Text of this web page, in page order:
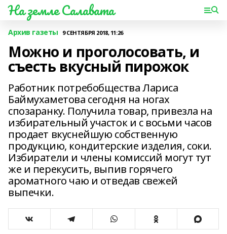
На земле Салавата
Архив газеты 9 СЕНТЯБРЯ 2018, 11:26
Можно и проголосовать, и
съесть вкусный пирожок
Работник потребобщества Лариса
Баймухаметова сегодня на ногах
спозаранку. Получила товар, привезла на
избирательный участок и с восьми часов
продает вкуснейшую собственную
продукцию, кондитерские изделия, соки.
Избиратели и члены комиссий могут тут
же и перекусить, выпив горячего
ароматного чаю и отведав свежей
выпечки.